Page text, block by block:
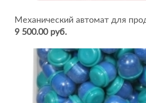
9 500.00 руб.